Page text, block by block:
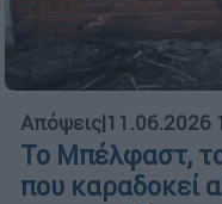
Απόψεις|11.06.2026
Το Μπέλφαστ,
που καραδοκεί